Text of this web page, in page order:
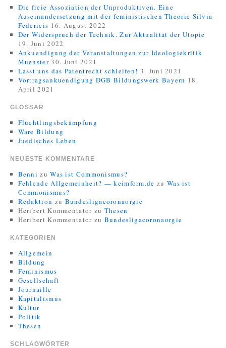
Die freie Assoziation der Unproduktiven. Eine
Auseinandersetzung mit der feministischen Theorie Silvia
Federicis 16. August 2022
Der Widerspruch der Technik. Zur Aktualität der Utopie
19. Juni 2022
Ankuendigung der Veranstaltungen zur Ideologiekritik
Muenster 30. Juni 2021
Lasst uns das Patentrecht schleifen! 3. Juni 2021
Vortragsankuendigung DGB Bildungswerk Bayern 18.
April 2021
GLOSSAR
Flüchtlingsbekämpfung
Ware Bildung
Juedisches Leben
NEUESTE KOMMENTARE
Benni zuWas ist Commonismus?
Fehlende Allgemeinheit? — keimform.de zu Was ist
Commonismus?
Redaktion zu Bundesligacoronaorgie
Heribert Kommentator zu Thesen
Heribert Kommentator zu Bundesligacoronaorgie
KATEGORIEN
Allgemein
Bildung
Feminismus
Gesellschaft
Journaille
Kapitalismus
Kultur
Politik
Thesen
SCHLAGWÖRTER